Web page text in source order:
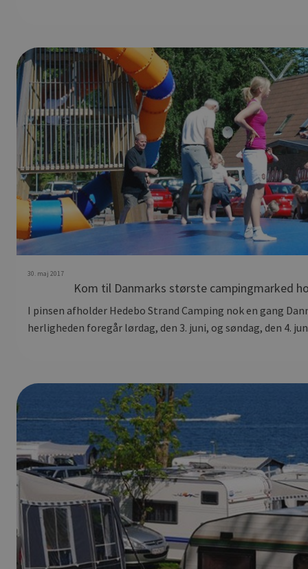
30. maj 2017
Kom til Danmarks største campingmarked
I pinsen afholder Hedebo Strand Camping nok en gang
herligheden foregår lørdag, den 3. juni, og søndag, den 4.